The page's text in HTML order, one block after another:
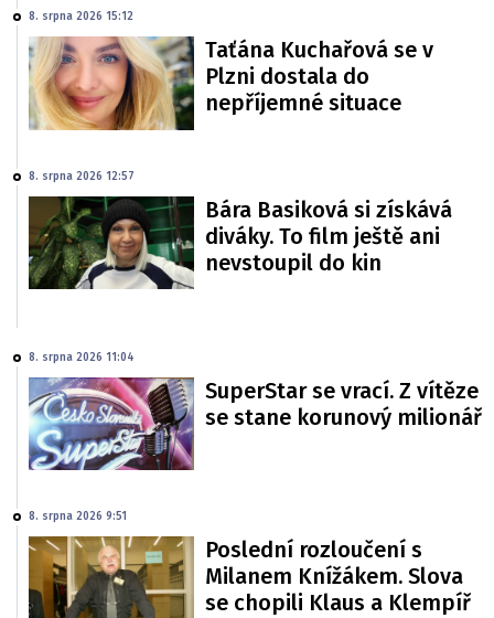
8. srpna 2026 15:12
Taťána Kuchařová se v
Plzni dostala do
nepříjemné situace
8. srpna 2026 12:57
Bára Basiková si získává
diváky. To film ještě ani
nevstoupil do kin
8. srpna 2026 11:04
SuperStar se vrací. Z vítěze
se stane korunový milionář
8. srpna 2026 9:51
Poslední rozloučení s
Milanem Knížákem. Slova
se chopili Klaus a Klempíř